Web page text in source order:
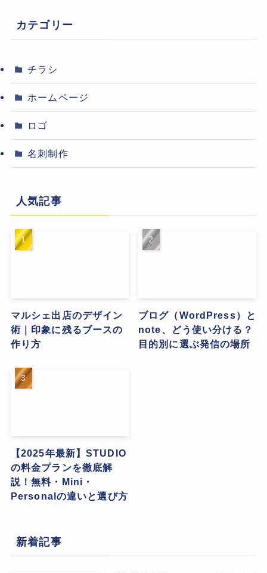
カテゴリー
チラシ
ホームページ
ロゴ
名刺制作
人気記事
マルシェ出店のデザイン
術｜印象に残るブースの
作り方
ブログ（WordPress）と
note、どう使い分ける？
目的別に選ぶ発信の場所
【2025年最新】STUDIO
の料金プランを徹底解
説！無料・Mini・
Personalの違いと選び方
新着記事